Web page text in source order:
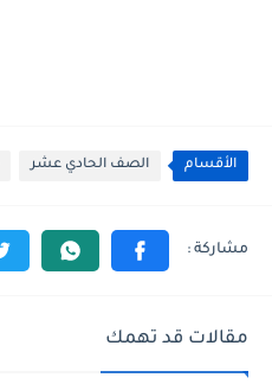
الأقسام الصف الحادي عشر
مقالات قد تهمك